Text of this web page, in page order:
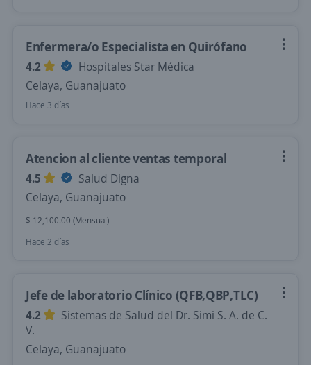
Enfermera/o Especialista en Quirófano
4.2
Hospitales Star Médica
Celaya, Guanajuato
Hace 3 días
Atencion al cliente ventas temporal
4.5
Salud Digna
Celaya, Guanajuato
$ 12,100.00 (Mensual)
Hace 2 días
Jefe de laboratorio Clínico (QFB,QBP,TLC)
4.2
Sistemas de Salud del Dr. Simi S. A. de C.
V.
Celaya, Guanajuato